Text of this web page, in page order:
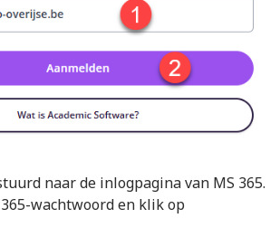
naar de inlogpagina van MS 365.
wachtwoord en klik op